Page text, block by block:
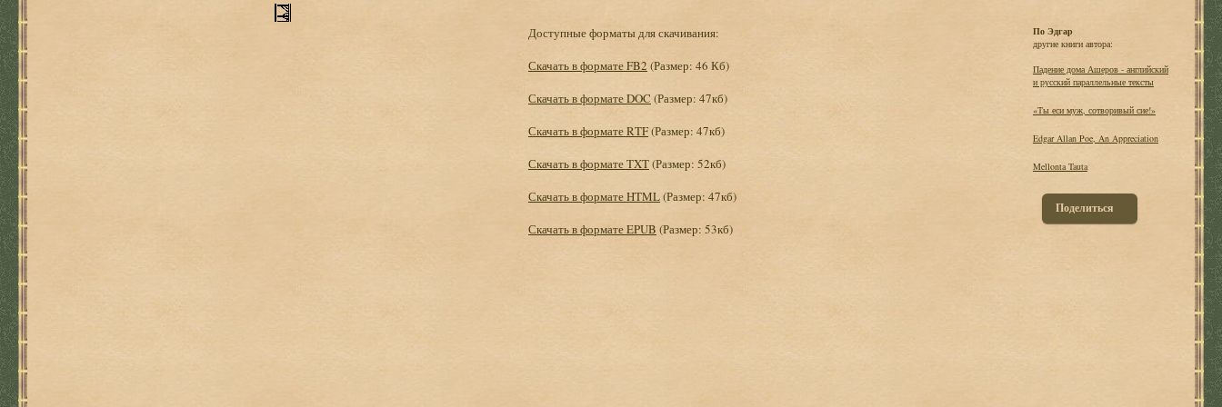
Доступные форматы для скачивания:
Скачать в формате FB2 (Размер: 46 Кб)
Скачать в формате DOC (Размер: 47кб)
Скачать в формате RTF(Размер: 47кб)
Скачать в формате TXT(Размер: 52кб)
Скачать в формате HTML(Размер: 47кб)
Скачать в формате EPUB (Размер: 53кб)
По Эдгар
другие книги автора:
Падение дома Ашеров - английский
и русский параллельные тексты
«Ты еси муж, сотворивый сие!»
Edgar Allan Poe, An Appreciation
Mellonta Tauta
Поделиться